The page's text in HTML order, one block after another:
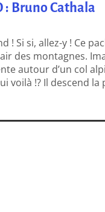
: Bruno Cathala
! Si si, allez-y ! Ce
des montagnes.
autour d’un col
voilà !? Il descend